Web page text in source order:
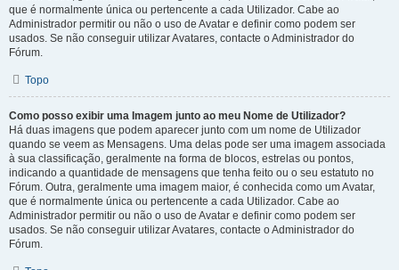
que é normalmente única ou pertencente a cada Utilizador. Cabe ao
Administrador permitir ou não o uso de Avatar e definir como podem ser
usados. Se não conseguir utilizar Avatares, contacte o Administrador do
Fórum.
Topo
Como posso exibir uma Imagem junto ao meu Nome de Utilizador?
Há duas imagens que podem aparecer junto com um nome de Utilizador
quando se veem as Mensagens. Uma delas pode ser uma imagem associada
à sua classificação, geralmente na forma de blocos, estrelas ou pontos,
indicando a quantidade de mensagens que tenha feito ou o seu estatuto no
Fórum. Outra, geralmente uma imagem maior, é conhecida como um Avatar,
que é normalmente única ou pertencente a cada Utilizador. Cabe ao
Administrador permitir ou não o uso de Avatar e definir como podem ser
usados. Se não conseguir utilizar Avatares, contacte o Administrador do
Fórum.